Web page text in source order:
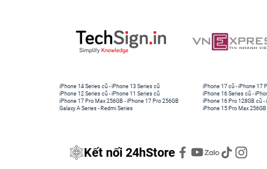
iPhone 14 Series cũ -iPhone 13 Series cũ
iPhone 12 Series cũ -iPhone 11 Series cũ
iPhone 17 Pro Max 256GB -iPhone 17 Pro 256GB
Galaxy A Series - Redmi Series
iPhone 17 cũ -iPhone 17
iPhone 16 Series cũ -
iPhone 16 Pro 128GB cũ -
iPhone 15 Pro Max
Kết nối 24hStore